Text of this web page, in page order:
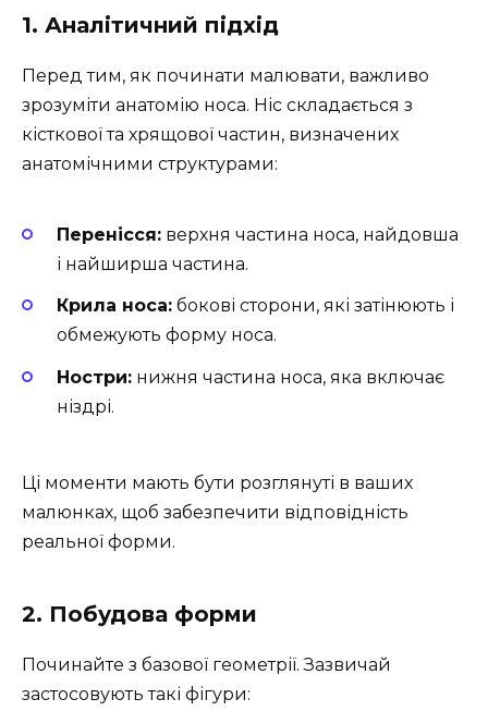
1. Аналітичний підхід
Перед тим, як починати малювати, важливо
зрозуміти анатомію носа. Ніс складається з
кісткової та хрящової частин, визначених
анатомічними структурами:
Перенісся: верхня частина носа, найдовша
і найширша частина.
Крила носа: бокові сторони, які затінюють і
обмежують форму носа.
Ностри: нижня частина носа, яка включає
ніздрі.
Ці моменти мають бути розглянуті в ваших
малюнках, щоб забезпечити відповідність
реальної форми.
2. Побудова форми
Починайте з базової геометрії. Зазвичай
застосовують такі фігури: